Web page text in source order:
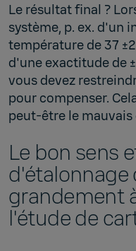
Le résultat final ?
système, p. ex. d'un
température de 37
d'une exactitude de
vous devez
pour compenser.
peut-être le
Le bon sens
grandement
l'étude de